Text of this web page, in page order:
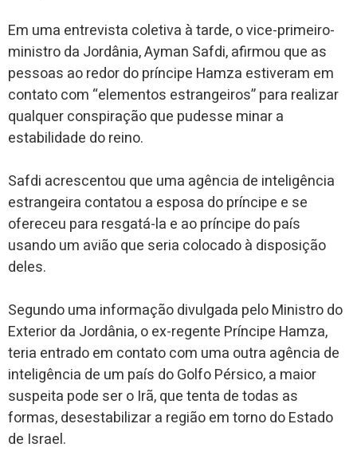
Em uma entrevista coletiva à tarde, o vice-primeiro-
ministro da Jordânia, Ayman Safdi, afirmou que as
pessoas ao redor do príncipe Hamza estiveram em
contato com “elementos estrangeiros” para realizar
qualquer conspiração que pudesse minar a
estabilidade do reino.
Safdi acrescentou que uma agência de inteligência
estrangeira contatou a esposa do príncipe e se
ofereceu para resgatá-la e ao príncipe do país
usando um avião que seria colocado à disposição
deles.
Segundo uma informação divulgada pelo Ministro do
Exterior da Jordânia, o ex-regente Príncipe Hamza,
teria entrado em contato com uma outra agência de
inteligência de um país do Golfo Pérsico, a maior
suspeita pode ser o Irã, que tenta de todas as
formas, desestabilizar a região em torno do Estado
de Israel.